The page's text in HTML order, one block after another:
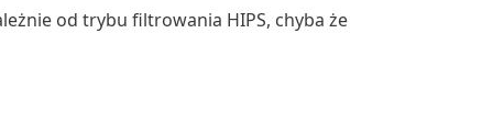
od trybu filtrowania HIPS, chyba że